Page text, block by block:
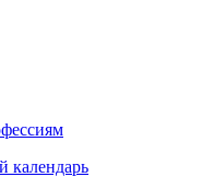
календарь